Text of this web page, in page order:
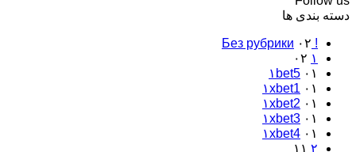
دسته بندی ها
! Без рубрики ۰۲
۱ ۰۲
۱bet5 ۰۱
۱xbet1 ۰۱
۱xbet2 ۰۱
۱xbet3 ۰۱
۱xbet4 ۰۱
۲ ۱۱